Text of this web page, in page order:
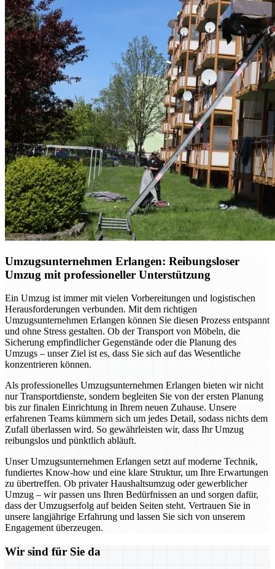
Umzugsunternehmen Erlangen: Reibungsloser
Umzug mit professioneller Unterstützung
Ein Umzug ist immer mit vielen Vorbereitungen und logistischen
Herausforderungen verbunden. Mit dem richtigen
Umzugsunternehmen Erlangen können Sie diesen Prozess entspannt
und ohne Stress gestalten. Ob der Transport von Möbeln, die
Sicherung empfindlicher Gegenstände oder die Planung des
Umzugs – unser Ziel ist es, dass Sie sich auf das Wesentliche
konzentrieren können.
Als professionelles Umzugsunternehmen Erlangen bieten wir nicht
nur Transportdienste, sondern begleiten Sie von der ersten Planung
bis zur finalen Einrichtung in Ihrem neuen Zuhause. Unsere
erfahrenen Teams kümmern sich um jedes Detail, sodass nichts dem
Zufall überlassen wird. So gewährleisten wir, dass Ihr Umzug
reibungslos und pünktlich abläuft.
Unser Umzugsunternehmen Erlangen setzt auf moderne Technik,
fundiertes Know-how und eine klare Struktur, um Ihre Erwartungen
zu übertreffen. Ob privater Haushaltsumzug oder gewerblicher
Umzug – wir passen uns Ihren Bedürfnissen an und sorgen dafür,
dass der Umzugserfolg auf beiden Seiten steht. Vertrauen Sie in
unsere langjährige Erfahrung und lassen Sie sich von unserem
Engagement überzeugen.
Wir sind für Sie da